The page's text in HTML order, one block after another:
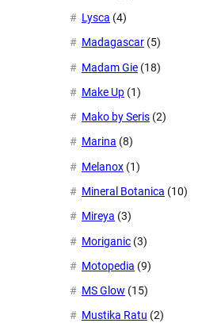
Lysca (4)
Madagascar (5)
Madam Gie (18)
Make Up (1)
Mako by Seris (2)
Marina (8)
Melanox (1)
Mineral Botanica (10)
Mireya (3)
Moriganic (3)
Motopedia (9)
MS Glow (15)
Mustika Ratu (2)